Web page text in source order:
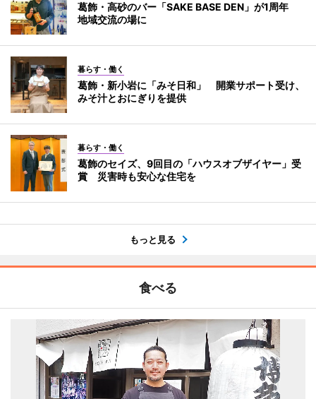
葛飾・高砂のバー「SAKE BASE DEN」が1周年
地域交流の場に
暮らす・働く
葛飾・新小岩に「みそ日和」 開業サポート受け、
みそ汁とおにぎりを提供
暮らす・働く
葛飾のセイズ、9回目の「ハウスオブザイヤー」受
賞 災害時も安心な住宅を
もっと見る
食べる